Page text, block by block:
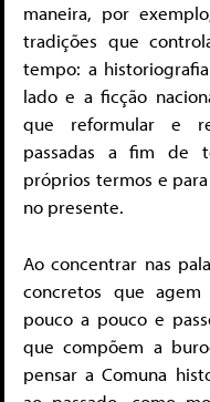
maneira, por
tradições que
tempo: a
lado e a ficção
que reformular e
passadas a fim de
próprios termos e
no presente.
Ao concentrar nas
concretos que
pouco a pouco e
que compõem a
pensar a Comuna